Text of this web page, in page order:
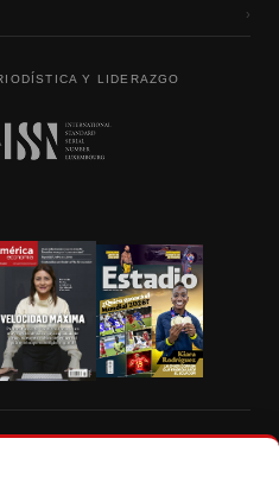
›
Y LIDERAZGO
los contenidos de Vistazo.com.